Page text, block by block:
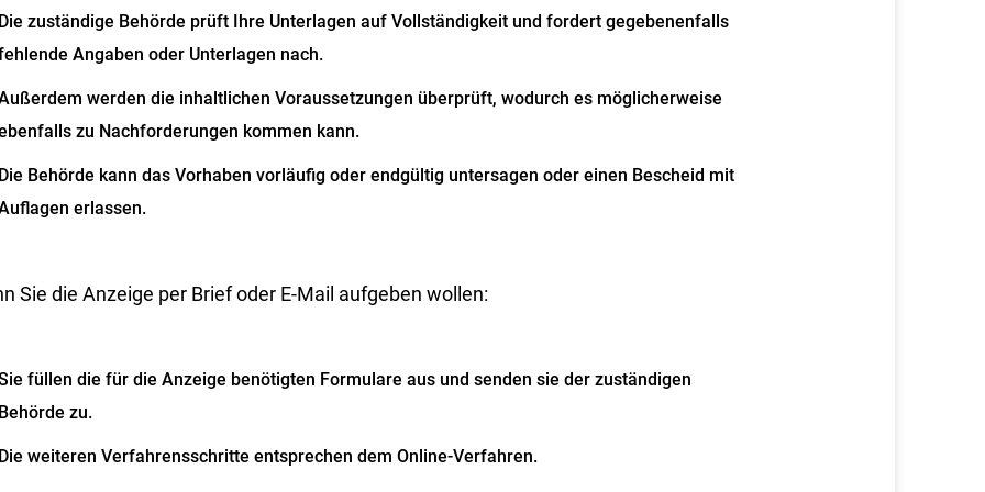
zuständige Behörde prüft Ihre Unterlagen auf Vollständigkeit und fordert gegebenenfalls
Angaben oder Unterlagen nach.
werden die inhaltlichen Voraussetzungen überprüft, wodurch es möglicherweise
zu Nachforderungen kommen kann.
Behörde kann das Vorhaben vorläufig oder endgültig untersagen oder einen Bescheid mit
erlassen.
Sie die Anzeige per Brief oder E-Mail aufgeben wollen:
füllen die für die Anzeige benötigten Formulare aus und senden sie der zuständigen
zu.
weiteren Verfahrensschritte entsprechen dem Online-Verfahren.